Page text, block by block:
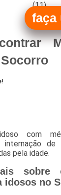
(11)
(11)
com
internação
pela idade.
sobre
idosos no
faça